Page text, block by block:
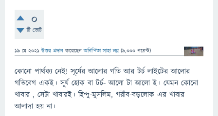
0
টি ভোট
19 মে 2021 উত্তর প্রদান করেছেনঅনিন্দিতা সাহা লগ্ন (9,000 পয়েন্ট)
কোনো পার্থক্য নেই! সূর্যের আলোর গতি আর টর্চ লাইটের আলোর
গতিবেগ একই। সূর্য হোক বা টর্চ- আলো টা আলো ই। যেমন কোনো
খাবার , সেটা খাবারই। হিন্দু-মুসলিম, গরীব-বড়লোক এর খাবার
আলাদা হয় না।